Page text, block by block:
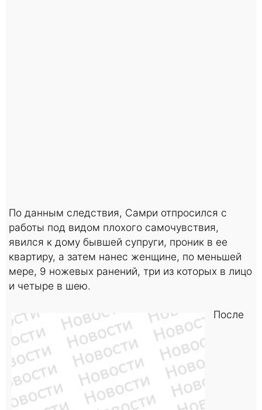
По данным следствия, Самри отпросился с
работы под видом плохого самочувствия,
явился к дому бывшей супруги, проник в ее
квартиру, а затем нанес женщине, по меньшей
мере, 9 ножевых ранений, три из которых в лицо
и четыре в шею.
После